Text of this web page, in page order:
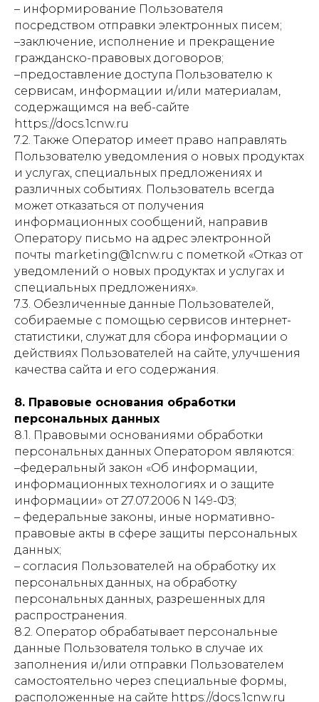
– информирование Пользователя
посредством отправки электронных писем;
–заключение, исполнение и прекращение
гражданско-правовых договоров;
–предоставление доступа Пользователю к
сервисам, информации и/или материалам,
содержащимся на веб-сайте
https://docs.1cnw.ru
7.2. Также Оператор имеет право направлять
Пользователю уведомления о новых продуктах
и услугах, специальных предложениях и
различных событиях. Пользователь всегда
может отказаться от получения
информационных сообщений, направив
Оператору письмо на адрес электронной
почты marketing@1cnw.ru с пометкой «Отказ от
уведомлений о новых продуктах и услугах и
специальных предложениях».
7.3. Обезличенные данные Пользователей,
собираемые с помощью сервисов интернет-
статистики, служат для сбора информации о
действиях Пользователей на сайте, улучшения
качества сайта и его содержания.
8. Правовые основания обработки
персональных данных
8.1. Правовыми основаниями обработки
персональных данных Оператором являются:
–федеральный закон «Об информации,
информационных технологиях и о защите
информации» от 27.07.2006 N 149-ФЗ;
– федеральные законы, иные нормативно-
правовые акты в сфере защиты персональных
данных;
– согласия Пользователей на обработку их
персональных данных, на обработку
персональных данных, разрешенных для
распространения.
8.2. Оператор обрабатывает персональные
данные Пользователя только в случае их
заполнения и/или отправки Пользователем
самостоятельно через специальные формы,
расположенные на сайте https://docs.1cnw.ru